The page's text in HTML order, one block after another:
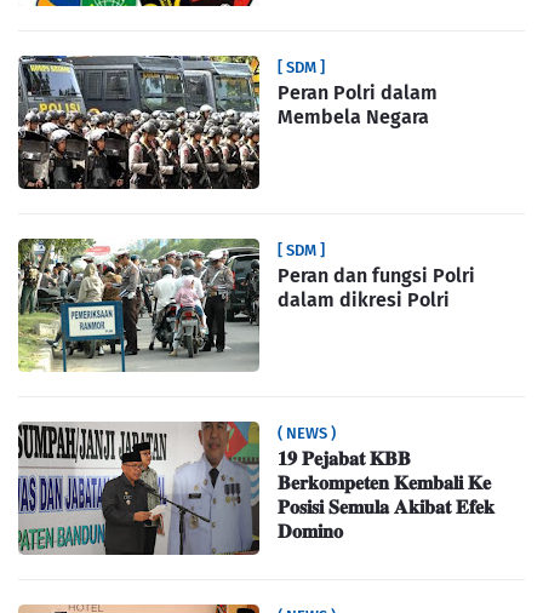
[ SDM ]
Peran Polri dalam
Membela Negara
[ SDM ]
Peran dan fungsi Polri
dalam dikresi Polri
( NEWS )
𝟏𝟗 𝐏𝐞𝐣𝐚𝐛𝐚𝐭 𝐊𝐁𝐁
𝐁𝐞𝐫𝐤𝐨𝐦𝐩𝐞𝐭𝐞𝐧 𝐊𝐞𝐦𝐛𝐚𝐥𝐢 𝐊𝐞
𝐏𝐨𝐬𝐢𝐬𝐢 𝐒𝐞𝐦𝐮𝐥𝐚 𝐀𝐤𝐢𝐛𝐚𝐭 𝐄𝐟𝐞𝐤
𝐃𝐨𝐦𝐢𝐧𝐨